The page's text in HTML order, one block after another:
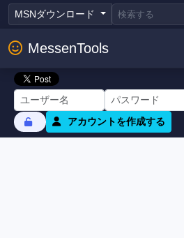
MSNダウンロード
MessenTools
アカウントを作成する